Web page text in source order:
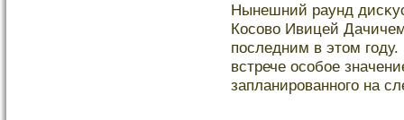
Нынешний раунд
Косово Ивицей
последним в этом
встрече особοе
запланированного на